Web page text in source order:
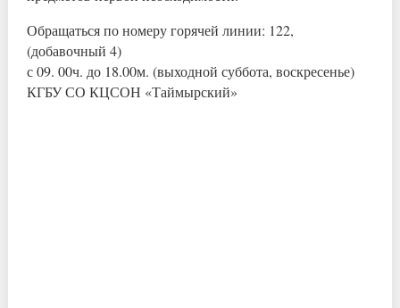
Обращаться по номеру горячей линии: 122,
(добавочный 4)
с 09. 00ч. до 18.00м. (выходной суббота, воскресенье)
КГБУ СО КЦСОН «Таймырский»